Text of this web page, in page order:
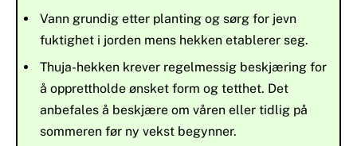
Vann grundig etter planting og sørg for jevn
fuktighet i jorden mens hekken etablerer seg.
Thuja-hekken krever regelmessig beskjæring for
å opprettholde ønsket form og tetthet. Det
anbefales å beskjære om våren eller tidlig på
sommeren før ny vekst begynner.